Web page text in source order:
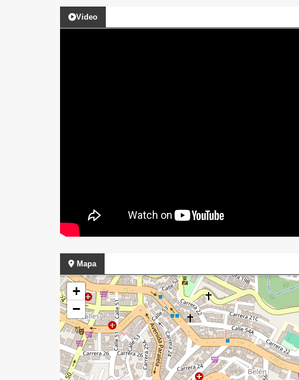
Video
Mapa
+
−